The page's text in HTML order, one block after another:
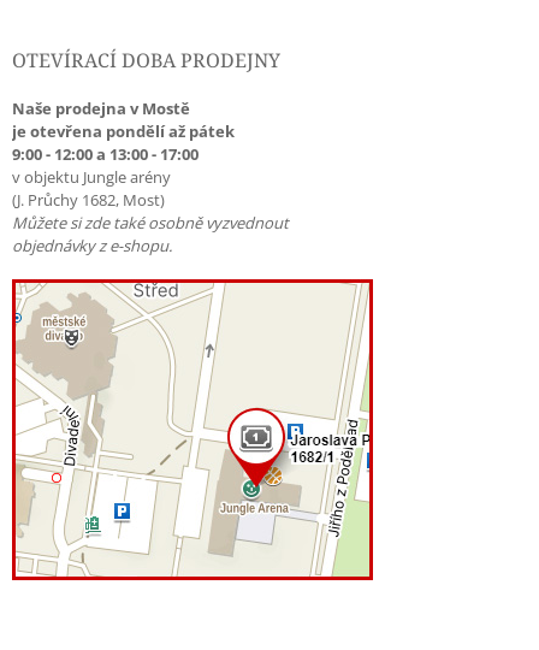
OTEVÍRACÍ DOBA PRODEJNY
Naše prodejna v Mostě
je otevřena pondělí až pátek
9:00 - 12:00 a 13:00 - 17:00
v objektu Jungle arény
(J. Průchy 1682, Most)
Můžete si zde také osobně vyzvednout
objednávky z e-shopu.